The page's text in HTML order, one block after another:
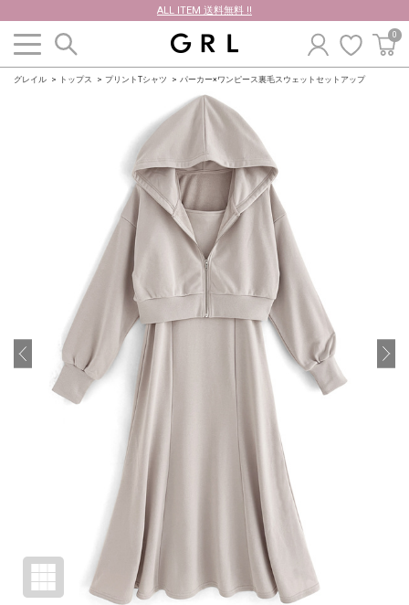
ALL ITEM 送料無料 !!
0
グレイル トップス プリントTシャツ パーカー×ワンピース裏毛スウェットセットアップ